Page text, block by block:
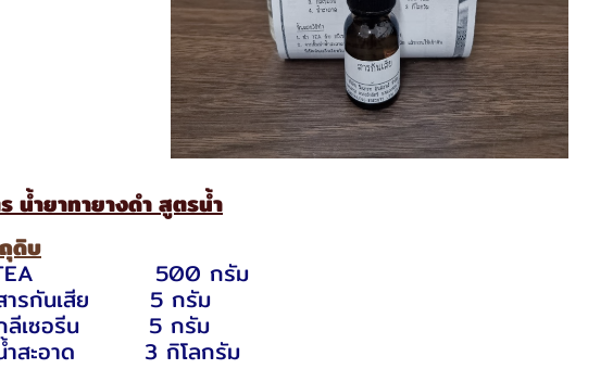
น้ำยาทายางดำ สูตรน้ำ
ดิบ
TEA 500 กรัม
ารกันเสีย 5 กรัม
ลีเซอรีน 5 กรัม
ำสะอาด 3 กิโลกรัม